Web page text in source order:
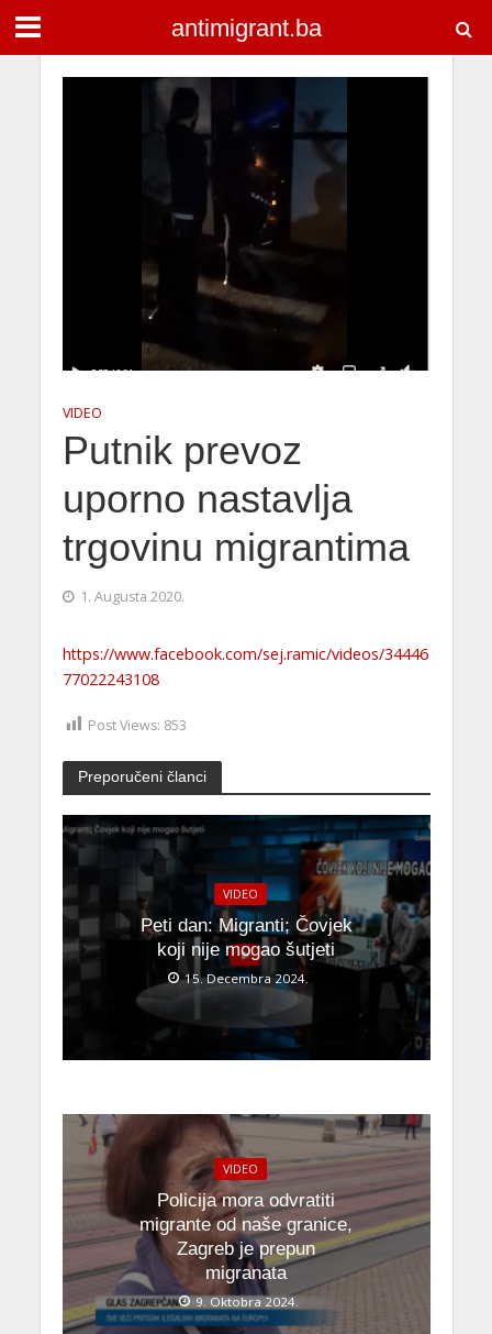
antimigrant.ba
VIDEO
Putnik prevoz
uporno nastavlja
trgovinu migrantima
1. Augusta 2020.
https://www.facebook.com/sej.ramic/videos/34446
77022243108
Post Views: 853
Preporučeni članci
VIDEO
Peti dan: Migranti; Čovjek
koji nije mogao šutjeti
15. Decembra 2024.
VIDEO
Policija mora odvratiti
migrante od naše granice,
Zagreb je prepun
migranata
9. Oktobra 2024.